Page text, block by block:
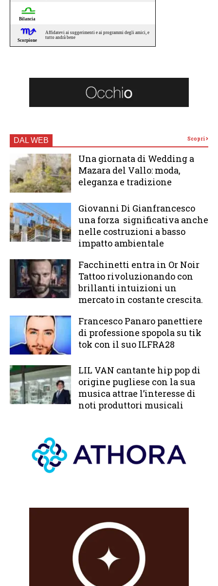
DAL WEB Scopri
Una giornata di Wedding a
Mazara del Vallo: moda,
eleganza e tradizione
Giovanni Di Gianfrancesco
una forza significativa anche
nelle costruzioni a basso
impatto ambientale
Facchinetti entra in Or Noir
Tattoo rivoluzionando con
brillanti intuizioni un
mercato in costante crescita.
Francesco Panaro panettiere
di professione spopola su tik
tok con il suo ILFRA28
LIL VAN cantante hip pop di
origine pugliese con la sua
musica attrae l’interesse di
noti produttori musicali